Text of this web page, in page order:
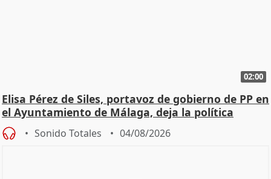
02:00
Elisa Pérez de Siles, portavoz de gobierno de PP en
el Ayuntamiento de Málaga, deja la política
Sonido Totales 04/08/2026